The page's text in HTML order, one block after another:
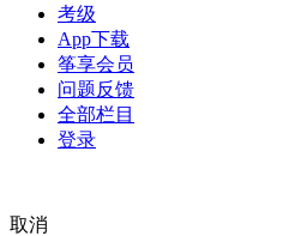
考级
App下载
筝享会员
问题反馈
全部栏目
登录
取消